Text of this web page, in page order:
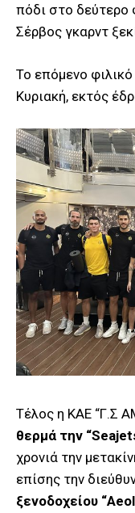
πόδι στο δεύτερο
Σέρβος γκαρντ
Το επόμενο
Κυριακή, εκτός
Τέλος η ΚΑΕ “Γ.Σ
θερμά την
χρονιά την
επίσης την
ξενοδοχείου